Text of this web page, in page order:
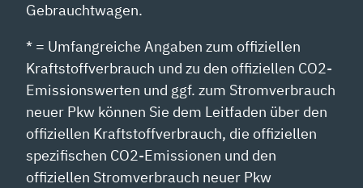
Gebrauchtwagen.
* = Umfangreiche Angaben zum offiziellen
Kraftstoffverbrauch und zu den offiziellen CO2-
Emissionswerten und ggf. zum Stromverbrauch
neuer Pkw können Sie dem Leitfaden über den
offiziellen Kraftstoffverbrauch, die offiziellen
spezifischen CO2-Emissionen und den
offiziellen Stromverbrauch neuer Pkw